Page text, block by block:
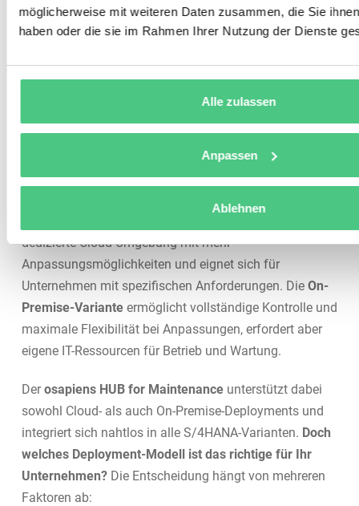
möglicherweise mit weiteren Daten zusammen, die Sie
haben oder die sie im Rahmen Ihrer Nutzung der Dienste
Alle zulassen
Anpassen
Ablehnen
Neben der Wahl des Migrationsansatzes müssen
Unternehmen entscheiden, wo ihr neues S/4HANA-
Cloud Public Editionist
die schnell starten und von Best Practices profitieren
möchten.
dedizierte Cloud-Umgebung mit mehr
Anpassungsmöglichkeiten und eignet sich für
Unternehmen mit spezifischen Anforderungen. Die On-
Premise-Varianteermöglicht vollständige Kontrolle und
maximale Flexibilität bei Anpassungen, erfordert aber
eigene IT-Ressourcen für Betrieb und Wartung.
Derosapiens HUB for Maintenanceunterstützt dabei
sowohl Cloud- als auch On-Premise-Deployments und
integriert sich nahtlos in alle S/4HANA-Varianten. Doch
welches Deployment-Modell ist das richtige für Ihr
Unternehmen?Die Entscheidung hängt von mehreren
Faktoren ab: